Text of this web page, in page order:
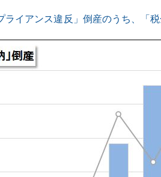
イアンス違反」倒産のうち、「税